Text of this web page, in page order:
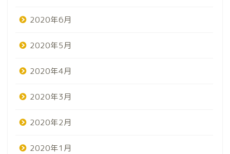
2020年6月
2020年5月
2020年4月
2020年3月
2020年2月
2020年1月